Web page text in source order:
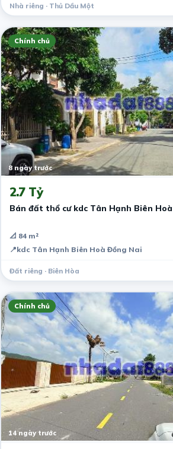
Nhà riêng · Thủ Dầu Một
Chính chủ
8 ngày trước
2.7 Tỷ
Bán đất thổ cư kdc Tân Hạnh Biên Hoà
📐 84 m²
📍kdc Tân Hạnh Biên Hoà Đồng Nai
Đất riêng · Biên Hòa
Chính chủ
14 ngày trước